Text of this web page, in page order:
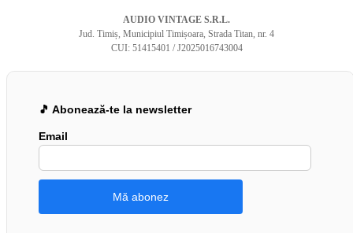
AUDIO VINTAGE S.R.L.
Jud. Timiș, Municipiul Timișoara, Strada Titan, nr. 4
CUI: 51415401 / J2025016743004
🎵 Abonează-te la newsletter
Email